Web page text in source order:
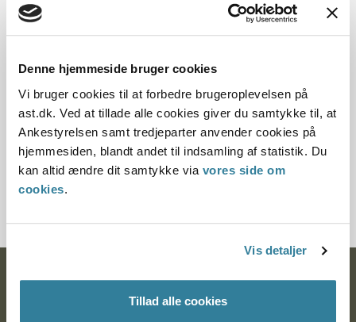
Denne hjemmeside bruger cookies
Vi bruger cookies til at forbedre brugeroplevelsen på
ast.dk. Ved at tillade alle cookies giver du samtykke til, at
Ankestyrelsen samt tredjeparter anvender cookies på
hjemmesiden, blandt andet til indsamling af statistik. Du
kan altid ændre dit samtykke via vores side om
cookies.
Vis detaljer
Tillad alle cookies
Offentliggørelsesdato
Paragraf
§ 17
Journalnummer
21185-95
Ankestyrelsen